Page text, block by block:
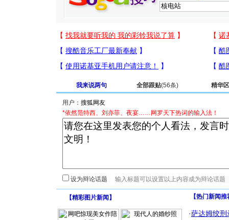
我来说两句 全部跟贴(56条) 精华区
用户：
*依然范特西、刘亦菲、夜宴……网罗天下热词的输入法！
设为辩论话题
【精彩图片新闻 】 【热门新闻
·萨达姆绞刑